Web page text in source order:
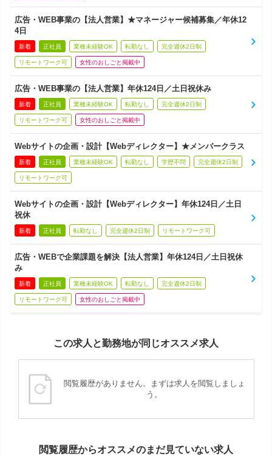
広告・WEB事業の【法人営業】★マネージャー候補募集／年休12
4日
新着 正社員 業種未経験OK 転勤なし 完全週休2日制
リモートワーク可 女性のおしごと掲載中
広告・WEB事業の【法人営業】年休124日／土日祝休み
新着 正社員 業種未経験OK 転勤なし 完全週休2日制
リモートワーク可 女性のおしごと掲載中
Webサイトの企画・設計【Webディレクター】★メンバークラス
新着 正社員 業種未経験OK 転勤なし 学歴不問 完全週休2日制
リモートワーク可
Webサイトの企画・設計【Webディレクター】年休124日／土日
祝休
新着 正社員 転勤なし 完全週休2日制 リモートワーク可
広告・WEBで企業課題を解決【法人営業】年休124日／土日祝休
み
新着 正社員 業種未経験OK 転勤なし 完全週休2日制
リモートワーク可 女性のおしごと掲載中
この求人と勤務地が同じオススメ求人
閲覧履歴がありません。まずは求人を閲覧しましょ
う。
閲覧履歴からオススメのまだ見ていない求人